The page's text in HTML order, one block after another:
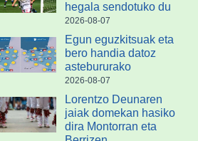
hegala sendotuko du
2026-08-07
Egun eguzkitsuak eta
bero handia datoz
astebururako
2026-08-07
Lorentzo Deunaren
jaiak domekan hasiko
dira Montorran eta